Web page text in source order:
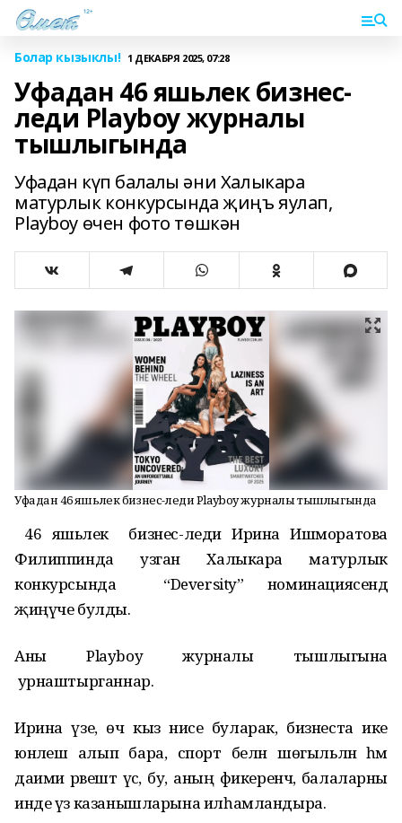
Болар кызыклы! 1 ДЕКАБРЯ 2025, 07:28
Уфадан 46 яшьлек бизнес-
леди Playboy журналы
тышлыгында
Уфадан күп балалы әни Халыкара
матурлык конкурсында җиңъ яулап,
Playboy өчен фото төшкән
Уфадан 46 яшьлек бизнес-леди Playboy журналы тышлыгында
46 яшьлек бизнес-леди Ирина Ишморатова
Филиппинда узган Халыкара матурлык
конкурсында
“Deversity” номинациясендә
җиңүчебулды.
Аны Playboyжурналы тышлыгына
урнаштырганнар.
Иринаүзе, өч кыз әнисе буларак, бизнеста ике
юнәлеш алып бара, спорт белән шөгыльләнә һәм
даими рәвештә үсә, бу, аның фикеренчә, балаларны
инде үз казанышларына илһамландыра.